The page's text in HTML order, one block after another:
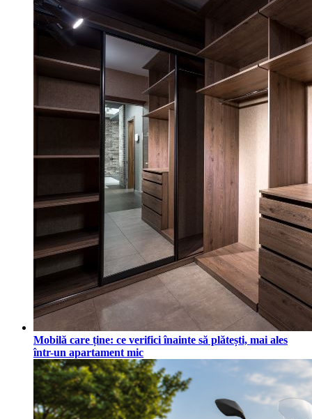
Mobilă care ține: ce verifici înainte să plătești, mai ales
într-un apartament mic